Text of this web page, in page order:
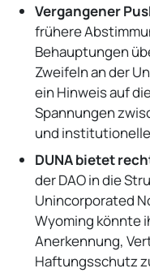
Vergangener
frühere
Behauptungen
Zweifeln an der
ein Hinweis auf
Spannungen
und
DUNA bietet
der DAO in die
Unincorporated
Wyoming könnte
Anerkennung,
Haftungsschutz